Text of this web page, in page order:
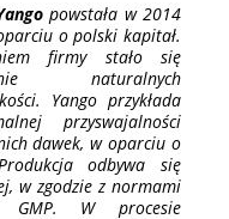
powstała w 2014
o polski kapitał.
firmy stało się
naturalnych
Yango przykłada
przyswajalności
dawek, w oparciu o
odbywa się
w zgodzie z normami
GMP. W procesie